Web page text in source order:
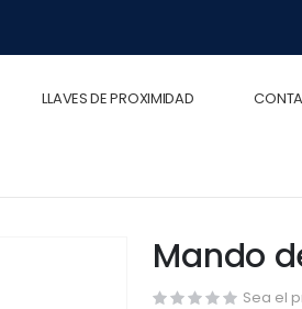
LLAVES DE PROXIMIDAD
Mando
Sea el